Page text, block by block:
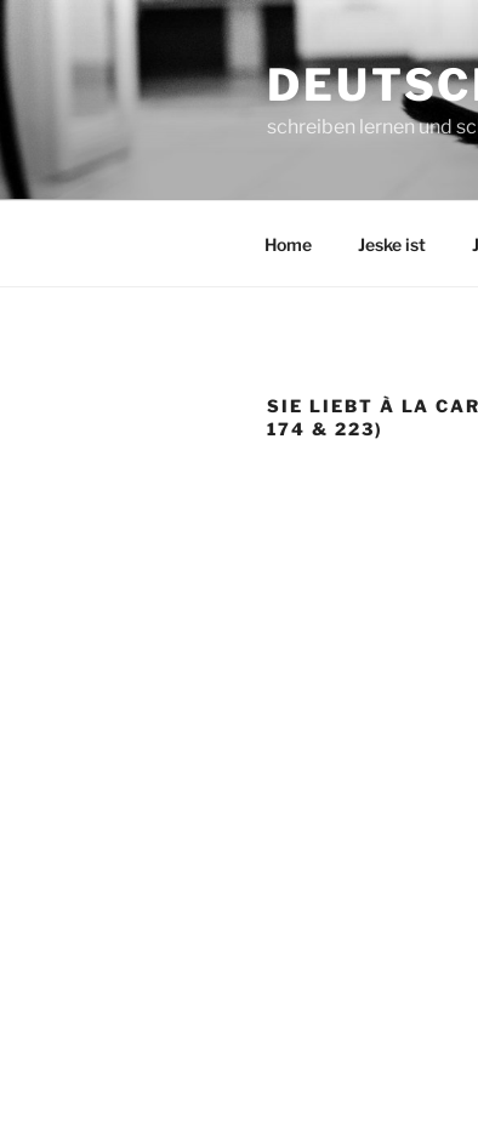
springen
schreiben lernen und
Home Jeske ist
SIE LIEBT À LA
174 & 223)